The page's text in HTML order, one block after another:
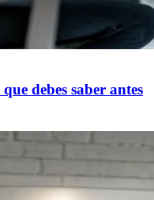
debes saber antes